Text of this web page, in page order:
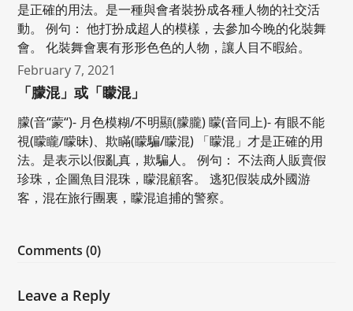
是正確的用法。是一種與會者裝扮成各種人物的社交活
動。 例句： 他打扮成超人的模樣，去參加今晚的化裝舞
會。 化裝舞會裏有形形色色的人物，讓人目不暇給。
February 7, 2021
「朦混」或「矇混」
朦(音“蒙“)- 月色模糊/不明顯(朦朧) 矇(音同上)- 有眼不能
視(矇矓/矇昧)、欺瞞(矇騙/矇混) 「矇混」才是正確的用
法。是表示以假亂真，欺騙人。 例句： 不法商人販賣假
珍珠，企圖魚目混珠，矇混顧客。 逃犯假裝成外國游
客，混在旅行團裏，矇混追捕的警察。
Comments (0)
Leave a Reply